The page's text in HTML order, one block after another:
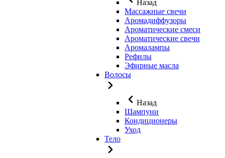
Назад
Массажные свечи
Аромадиффузоры
Ароматические смеси
Ароматические свечи
Аромалампы
Рефилы
Эфирные масла
Волосы
Назад
Шампуни
Кондиционеры
Уход
Тело